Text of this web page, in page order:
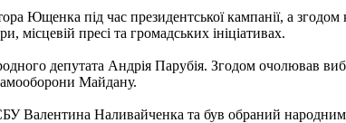
Ющенка під час президентської кампанії, а
місцевій пресі та громадських ініціативах.
депутата Андрія Парубія. Згодом очолював
Майдану.
Валентина Наливайченка та був обраний